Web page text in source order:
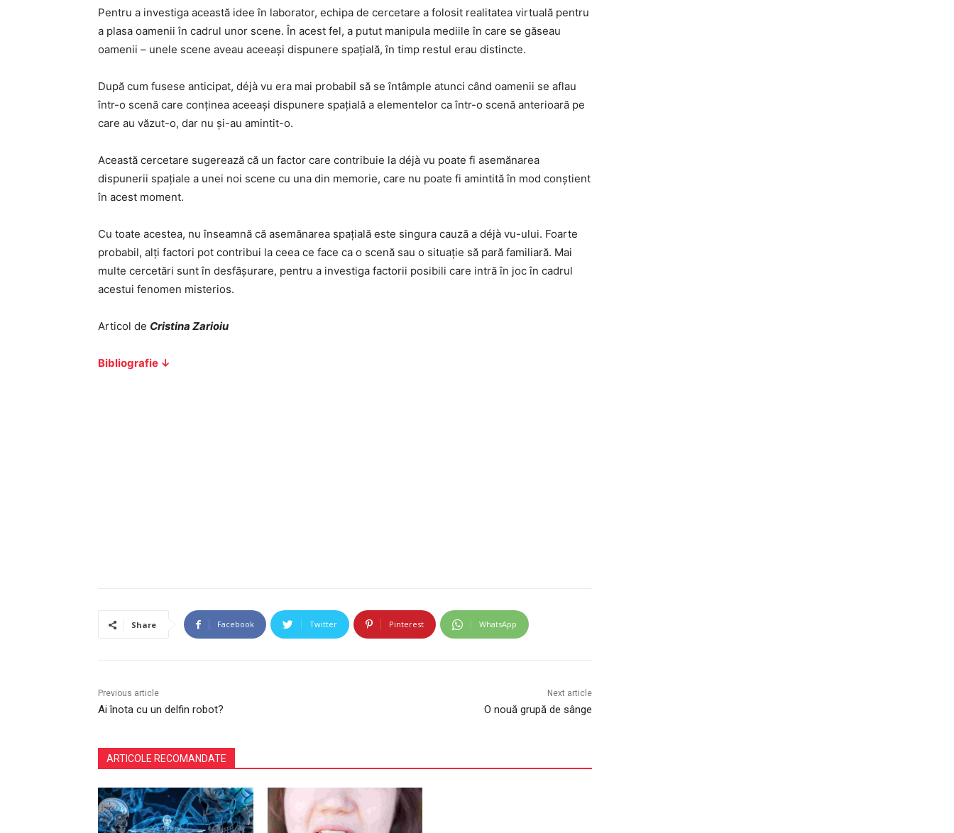
Pentru a investiga această idee în laborator, echipa de cercetare a folosit realitatea virtuală pentru
a plasa oamenii în cadrul unor scene. În acest fel, a putut manipula mediile în care se găseau
oamenii – unele scene aveau aceeași dispunere spațială, în timp restul erau distincte.
După cum fusese anticipat, déjà vu era mai probabil să se întâmple atunci când oamenii se aflau
într-o scenă care conținea aceeași dispunere spațială a elementelor ca într-o scenă anterioară pe
care au văzut-o, dar nu și-au amintit-o.
Această cercetare sugerează că un factor care contribuie la déjà vu poate fi asemănarea
dispunerii spațiale a unei noi scene cu una din memorie, care nu poate fi amintită în mod conștient
în acest moment.
Cu toate acestea, nu înseamnă că asemănarea spațială este singura cauză a déjà vu-ului. Foarte
probabil, alți factori pot contribui la ceea ce face ca o scenă sau o situație să pară familiară. Mai
multe cercetări sunt în desfășurare, pentru a investiga factorii posibili care intră în joc în cadrul
acestui fenomen misterios.
Articol de Cristina Zarioiu
Bibliografie ↓
Share Facebook Twitter Pinterest WhatsApp
Previous article
Ai înota cu un delfin robot?
Next article
O nouă grupă de sânge
ARTICOLE RECOMANDATE